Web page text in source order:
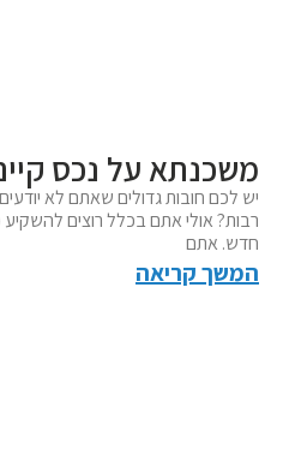
על נכס קיים
לכם חובות גדולים שאתם לא יודעים
אולי אתם בכלל רוצים להשקיע
אתם
קריאה